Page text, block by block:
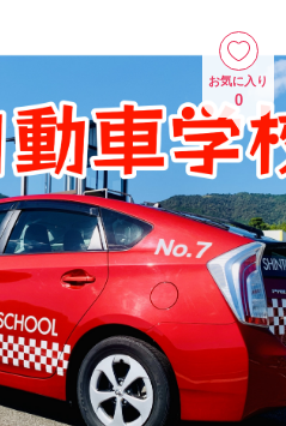
お気に入り
0